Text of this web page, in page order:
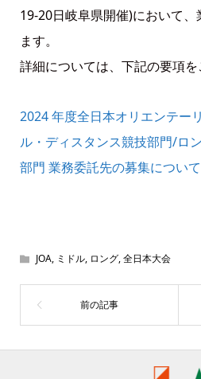
19-20日岐阜県開催)において
ます。
詳細については、下記の要項を
2024 年度全日本オリエンテー
ル・ディスタンス競技部門/ロ
部門 業務委託先の募集について
JOA, ミドル, ロング,全日本大会